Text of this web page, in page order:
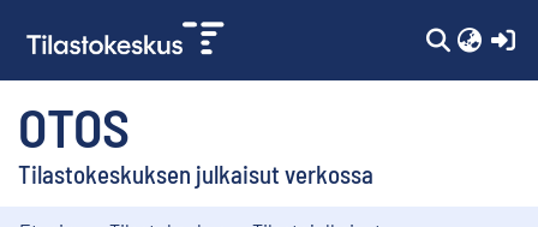
OTOS
Tilastokeskuksen julkaisut verkossa